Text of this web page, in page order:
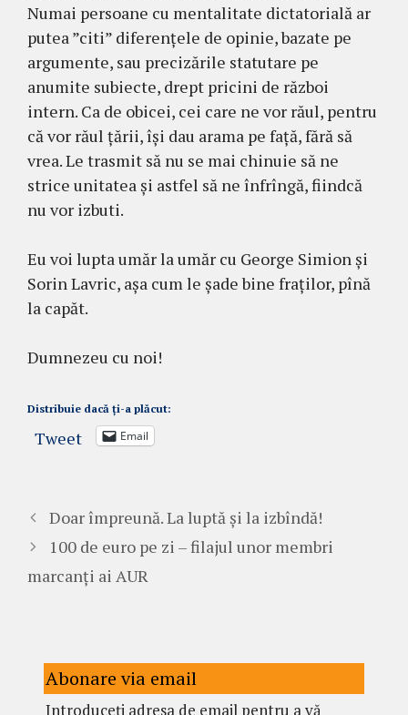
Numai persoane cu mentalitate dictatorială ar
putea ”citi” diferențele de opinie, bazate pe
argumente, sau precizările statutare pe
anumite subiecte, drept pricini de război
intern. Ca de obicei, cei care ne vor răul, pentru
că vor răul țării, își dau arama pe față, fără să
vrea. Le trasmit să nu se mai chinuie să ne
strice unitatea și astfel să ne înfrîngă, fiindcă
nu vor izbuti.
Eu voi lupta umăr la umăr cu George Simion și
Sorin Lavric, așa cum le șade bine fraților, pînă
la capăt.
Dumnezeu cu noi!
Distribuie dacă ți-a plăcut:
Tweet Email
Doar împreună. La luptă și la izbîndă!
100 de euro pe zi – filajul unor membri
marcanți ai AUR
Abonare via email
Introduceți adresa de email pentru a vă